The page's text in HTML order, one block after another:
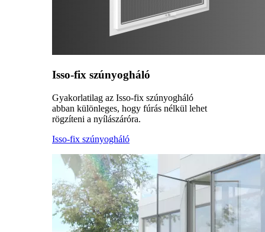
Isso-fix szúnyogháló
Gyakorlatilag az Isso-fix szúnyogháló
abban különleges, hogy fúrás nélkül lehet
rögzíteni a nyílászáróra.
Isso-fix szúnyogháló